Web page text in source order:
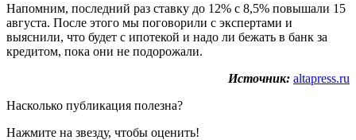
Напомним, последний раз ставку до 12% с 8,5% повышали 15
августа. После этого мы поговорили с экспертами и
выяснили, что будет с ипотекой и надо ли бежать в банк за
кредитом, пока они не подорожали.
Источник: altapress.ru
Насколько публикация полезна?
Нажмите на звезду, чтобы оценить!